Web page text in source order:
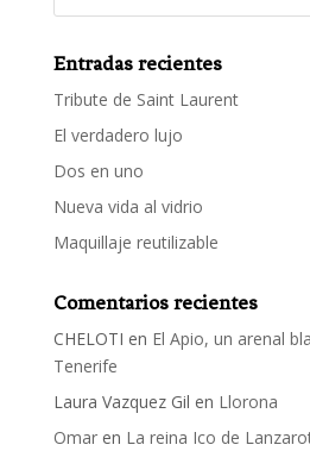
Entradas recientes
Tribute de Saint Laurent
El verdadero lujo
Dos en uno
Nueva vida al vidrio
Maquillaje reutilizable
Comentarios recientes
CHELOTI en El Apio, un arenal
Tenerife
Laura Vazquez Gil en Llorona
Omaren La reina Ico de